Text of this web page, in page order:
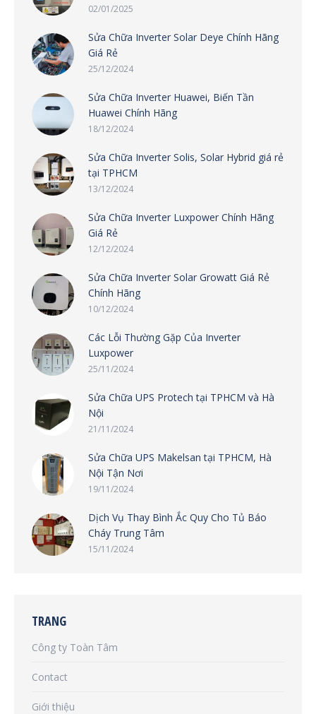
02/01/2025
Sửa Chữa Inverter Solar Deye Chính Hãng
Giá Rẻ
25/12/2024
Sửa Chữa Inverter Huawei, Biến Tần
Huawei Chính Hãng
18/12/2024
Sửa Chữa Inverter Solis, Solar Hybrid giá rẻ
tại TPHCM
13/12/2024
Sửa Chữa Inverter Luxpower Chính Hãng
Giá Rẻ
12/12/2024
Sửa Chữa Inverter Solar Growatt Giá Rẻ
Chính Hãng
10/12/2024
Các Lỗi Thường Gặp Của Inverter
Luxpower
25/11/2024
Sửa Chữa UPS Protech tại TPHCM và Hà
Nội
21/11/2024
Sửa Chữa UPS Makelsan tại TPHCM, Hà
Nội Tận Nơi
19/11/2024
Dịch Vụ Thay Bình Ắc Quy Cho Tủ Báo
Cháy Trung Tâm
15/11/2024
TRANG
Công ty Toàn Tâm
Contact
Giới thiệu